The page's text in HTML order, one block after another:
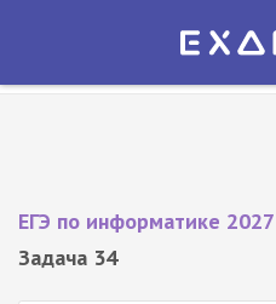
Экзамер — ЕГЭ 2027
ЕГЭ по информатике 2027
Задача 34